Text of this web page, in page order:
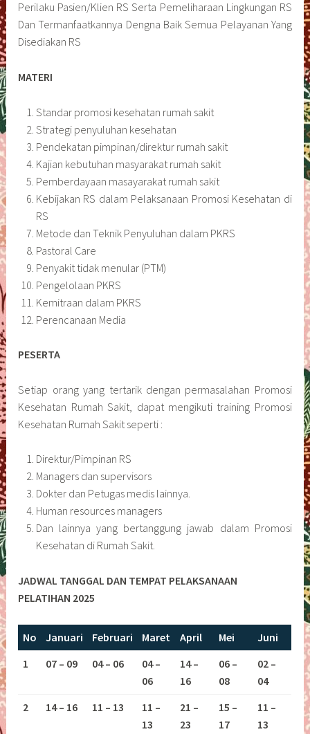
Perilaku Pasien/Klien RS Serta Pemeliharaan Lingkungan RS
Dan Termanfaatkannya Dengna Baik Semua Pelayanan Yang
Disediakan RS
MATERI
Standar promosi kesehatan rumah sakit
Strategi penyuluhan kesehatan
Pendekatan pimpinan/direktur rumah sakit
Kajian kebutuhan masyarakat rumah sakit
Pemberdayaan masayarakat rumah sakit
Kebijakan RS dalam Pelaksanaan Promosi Kesehatan di
RS
Metode dan Teknik Penyuluhan dalam PKRS
Pastoral Care
Penyakit tidak menular (PTM)
Pengelolaan PKRS
Kemitraan dalam PKRS
Perencanaan Media
PESERTA
Setiap orang yang tertarik dengan permasalahan Promosi
Kesehatan Rumah Sakit, dapat mengikuti training Promosi
Kesehatan Rumah Sakit seperti :
Direktur/Pimpinan RS
Managers dan supervisors
Dokter dan Petugas medis lainnya.
Human resources managers
Dan lainnya yang bertanggung jawab dalam Promosi
Kesehatan di Rumah Sakit.
JADWAL TANGGAL DAN TEMPAT PELAKSANAAN
PELATIHAN 2025
No Januari Februari Maret April Mei
Juni
1
07 – 09 04 – 06
04 –
06
14 –
16
06 –
08
02 –
04
2
14 – 16 11 – 13
11 –
13
21 –
23
15 –
17
11 –
13